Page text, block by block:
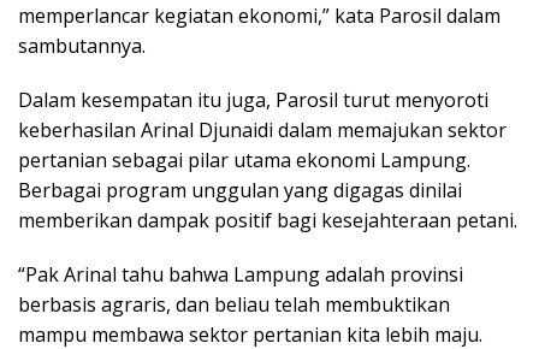
memperlancar kegiatan ekonomi,” kata Parosil dalam
sambutannya.
Dalam kesempatan itu juga, Parosil turut menyoroti
keberhasilan Arinal Djunaidi dalam memajukan sektor
pertanian sebagai pilar utama ekonomi Lampung.
Berbagai program unggulan yang digagas dinilai
memberikan dampak positif bagi kesejahteraan petani.
“Pak Arinal tahu bahwa Lampung adalah provinsi
berbasis agraris, dan beliau telah membuktikan
mampu membawa sektor pertanian kita lebih maju.